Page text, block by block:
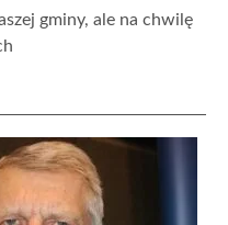
gminy, ale na chwilę